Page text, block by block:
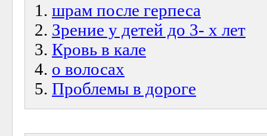
шрам после герпеса
Зрение у детей до 3- х лет
Кровь в кале
о волосах
Проблемы в дороге